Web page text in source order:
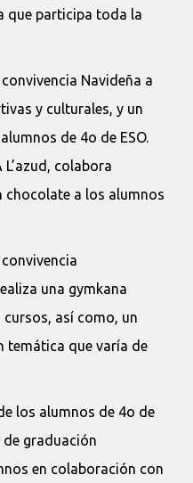
que participa toda la
Navideña a
y culturales, y un
de 4o de ESO.
colabora
chocolate a los alumnos
una gymkana
así como, un
temática que varía de
los alumnos de 4o de
de graduación
en colaboración con